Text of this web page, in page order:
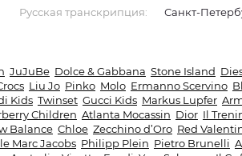
Русская транскрипция: Санкт-
JuJuBe Dolce & Gabbana Stone Island
Liu Jo Pinko Molo Ermanno Scervino
Kids Twinset Gucci Kids Markus Lupfer
Children Atlanta Mocassin Dior Il
Balance Chloe Zecchino d’Oro Red
Marc Jacobs Philipp Plein Pietro Brunelli